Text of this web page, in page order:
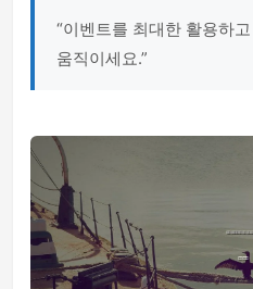
“이벤트를 최대한 활용하
움직이세요.”